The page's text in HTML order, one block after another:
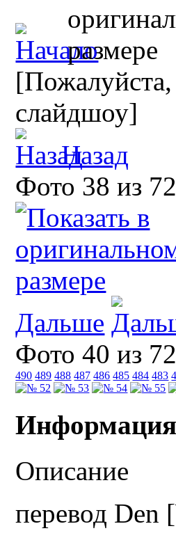
слайдшоу]
Назад
Фото 38 из 72
Дальше
Фото 40 из 72
490 489 488 487 486 485 484 483
Описание
перевод Den